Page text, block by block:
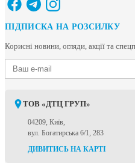
ПІДПИСКА НА РОЗСИЛКУ
Корисні новини, огляди, акції та
ТОВ «ДТЦ ГРУП»
04209, Київ,
вул. Богатирська 6/1, 283
ДИВИТИСЬ НА КАРТІ